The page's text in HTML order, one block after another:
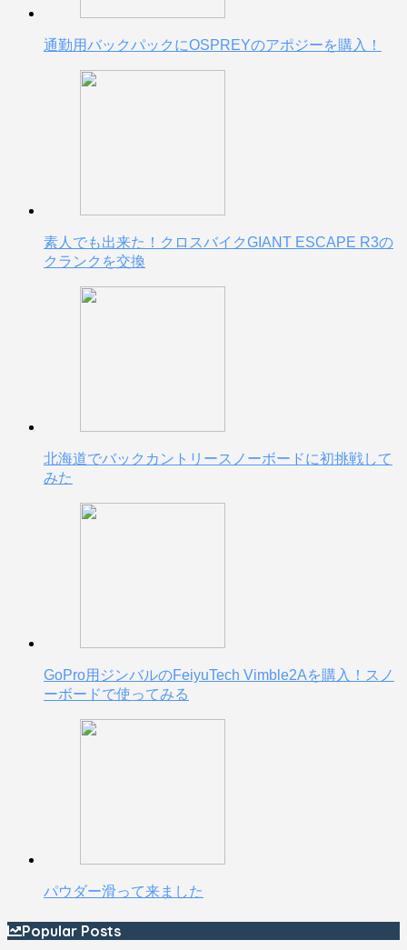
通勤用バックパックにOSPREYのアポジーを購入！
素人でも出来た！クロスバイクGIANT ESCAPE R3の
クランクを交換
北海道でバックカントリースノーボードに初挑戦して
みた
GoPro用ジンバルのFeiyuTech Vimble2Aを購入！スノ
ーボードで使ってみる
パウダー滑って来ました
Popular Posts